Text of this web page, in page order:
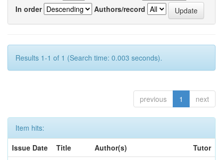
In order
Authors/record
Results 1-1 of 1 (Search time: 0.003 seconds).
previous 1 next
Item hits:
Issue Date
Title Author(s)
Tutor